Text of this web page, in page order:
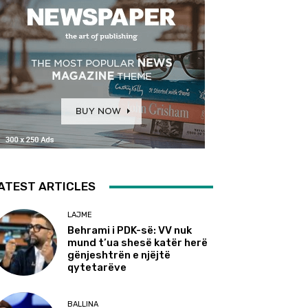
ARTICLES
LAJME
Behrami i PDK-së: VV nuk
mund t’ua shesë katër herë
gënjeshtrën e njëjtë
qytetarëve
BALLINA